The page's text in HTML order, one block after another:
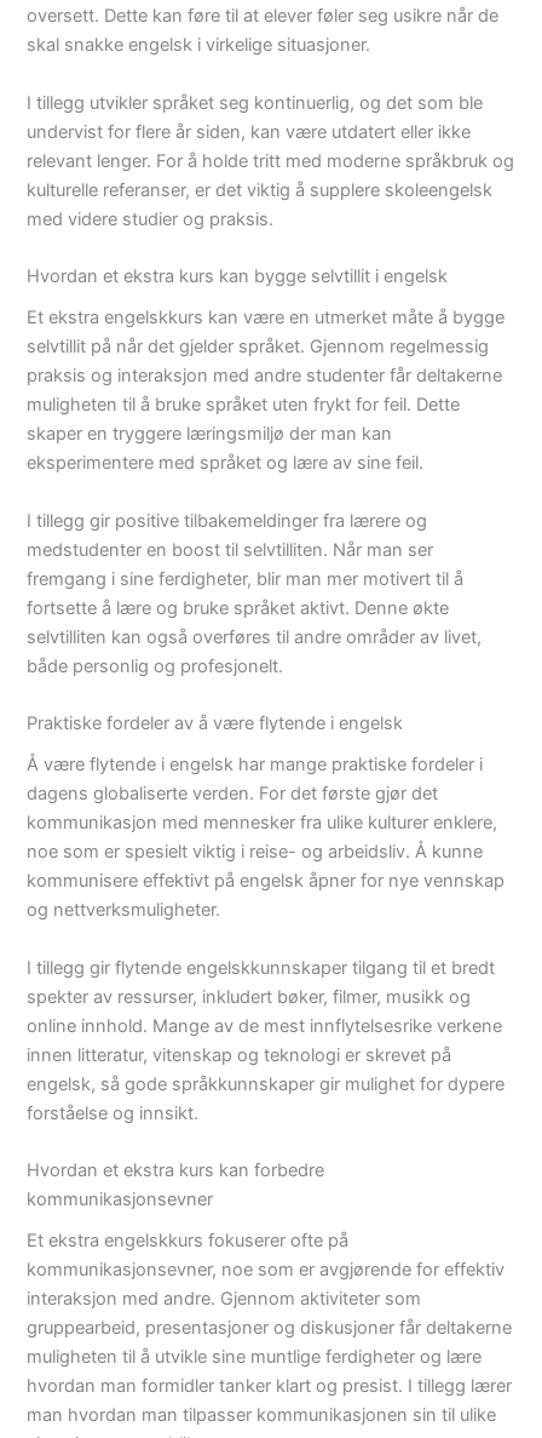
oversett. Dette kan føre til at elever føler seg usikre når de
skal snakke engelsk i virkelige situasjoner.
I tillegg utvikler språket seg kontinuerlig, og det som ble
undervist for flere år siden, kan være utdatert eller ikke
relevant lenger. For å holde tritt med moderne språkbruk og
kulturelle referanser, er det viktig å supplere skoleengelsk
med videre studier og praksis.
Hvordan et ekstra kurs kan bygge selvtillit i engelsk
Et ekstra engelskkurs kan være en utmerket måte å bygge
selvtillit på når det gjelder språket. Gjennom regelmessig
praksis og interaksjon med andre studenter får deltakerne
muligheten til å bruke språket uten frykt for feil. Dette
skaper en tryggere læringsmiljø der man kan
eksperimentere med språket og lære av sine feil.
I tillegg gir positive tilbakemeldinger fra lærere og
medstudenter en boost til selvtilliten. Når man ser
fremgang i sine ferdigheter, blir man mer motivert til å
fortsette å lære og bruke språket aktivt. Denne økte
selvtilliten kan også overføres til andre områder av livet,
både personlig og profesjonelt.
Praktiske fordeler av å være flytende i engelsk
Å være flytende i engelsk har mange praktiske fordeler i
dagens globaliserte verden. For det første gjør det
kommunikasjon med mennesker fra ulike kulturer enklere,
noe som er spesielt viktig i reise- og arbeidsliv. Å kunne
kommunisere effektivt på engelsk åpner for nye vennskap
og nettverksmuligheter.
I tillegg gir flytende engelskkunnskaper tilgang til et bredt
spekter av ressurser, inkludert bøker, filmer, musikk og
online innhold. Mange av de mest innflytelsesrike verkene
innen litteratur, vitenskap og teknologi er skrevet på
engelsk, så gode språkkunnskaper gir mulighet for dypere
forståelse og innsikt.
Hvordan et ekstra kurs kan forbedre
kommunikasjonsevner
Et ekstra engelskkurs fokuserer ofte på
kommunikasjonsevner, noe som er avgjørende for effektiv
interaksjon med andre. Gjennom aktiviteter som
gruppearbeid, presentasjoner og diskusjoner får deltakerne
muligheten til å utvikle sine muntlige ferdigheter og lære
hvordan man formidler tanker klart og presist. I tillegg lærer
man hvordan man tilpasser kommunikasjonen sin til ulike